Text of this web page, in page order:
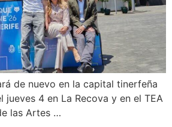
de nuevo en la capital tinerfeña
jueves 4 en La Recova y en el TEA
las Artes …